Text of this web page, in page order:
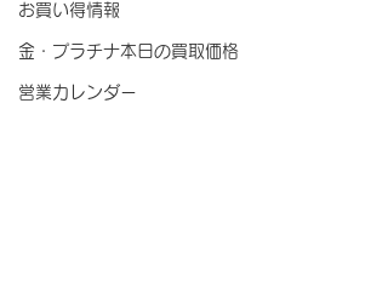
お買い得情報
金・プラチナ本日の買取価格
営業カレンダー